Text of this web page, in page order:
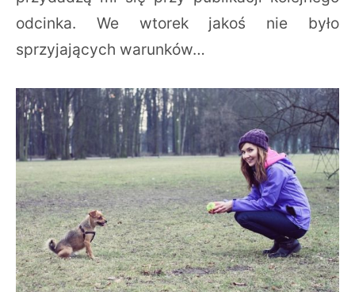
odcinka. We wtorek jakoś nie było
sprzyjających warunków…